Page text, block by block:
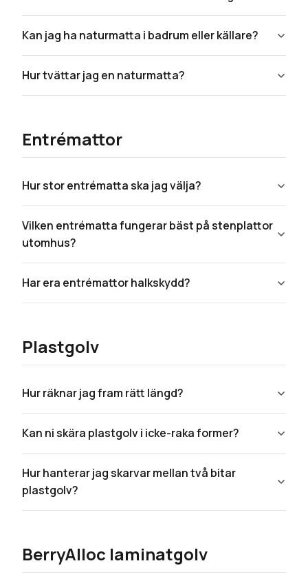
Kan jag ha naturmatta i badrum eller källare?
Hur tvättar jag en naturmatta?
Entrémattor
Hur stor entrématta ska jag välja?
Vilken entrématta fungerar bäst på stenplattor
utomhus?
Har era entrémattor halkskydd?
Plastgolv
Hur räknar jag fram rätt längd?
Kan ni skära plastgolv i icke-raka former?
Hur hanterar jag skarvar mellan två bitar
plastgolv?
BerryAlloc laminatgolv